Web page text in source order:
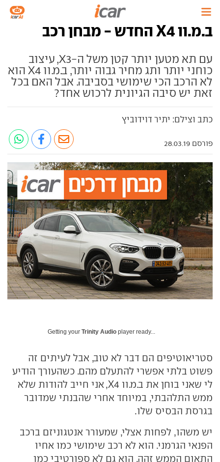
ב.מ.וו X4 החדש - מבחן רכב
עם תא מטען יותר קטן משל ה-X3, עיצוב
כוחני יותר ותג מחיר גבוה יותר, ב.מ.וו X4 הוא
לא הרכב הכי שימושי בסביבה. אבל האם בכל
זאת יש סיבה הגיונית לרכוש אחד?
כתב וצילם: יתיר דוידוביץ
פורסם 28.03.19
Getting your Trinity Audio player ready...
סטריאוטיפים הם דבר לא טוב, אבל לעיתים זה
פשוט בלתי אפשרי להתעלם מהם. כשהעורך הודיע
לי שאני בוחן את ב.מ.וו X4, אני חייב להודות שלא
ממש התלהבתי, במיוחד אחרי שהבנתי שמדובר
בגרסת הבסיס שלו.
יש משהו, לפחות אצלי, שמעורר אנטגוניזם ברכב
הפנאי הגרמני. הוא לא רכב שימושי כמו אחיו
התאום הממש זהה. הוא גם לא ספורטיבי כמו